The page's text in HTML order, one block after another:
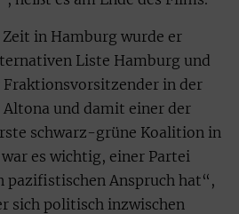
in Hamburg wurde er
Liste Hamburg und
in der
und damit einer der
schwarz-grüne Koalition in
es wichtig, einer Partei
pazifistischen Anspruch hat“,
sich politisch inzwischen